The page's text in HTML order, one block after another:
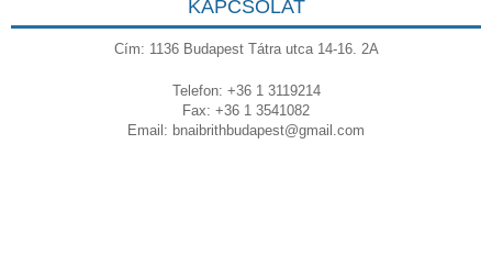
KAPCSOLAT
Cím: 1136 Budapest Tátra utca 14-16. 2A
Telefon: +36 1 3119214
Fax: +36 1 3541082
Email: bnaibrithbudapest@gmail.com